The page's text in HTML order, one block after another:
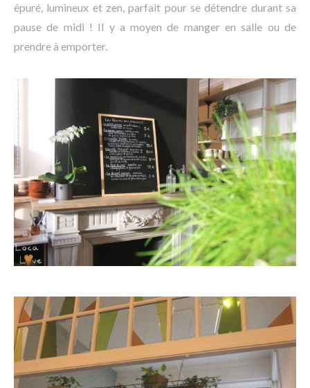
épuré, lumineux et zen, parfait pour se détendre durant sa
pause de midi ! Il y a moyen de manger en salle ou de
prendre à emporter.